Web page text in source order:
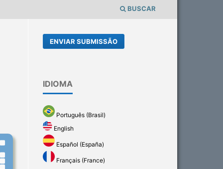
BUSCAR
ENVIAR SUBMISSÃO
IDIOMA
Português (Brasil)
English
Español (España)
Français (France)